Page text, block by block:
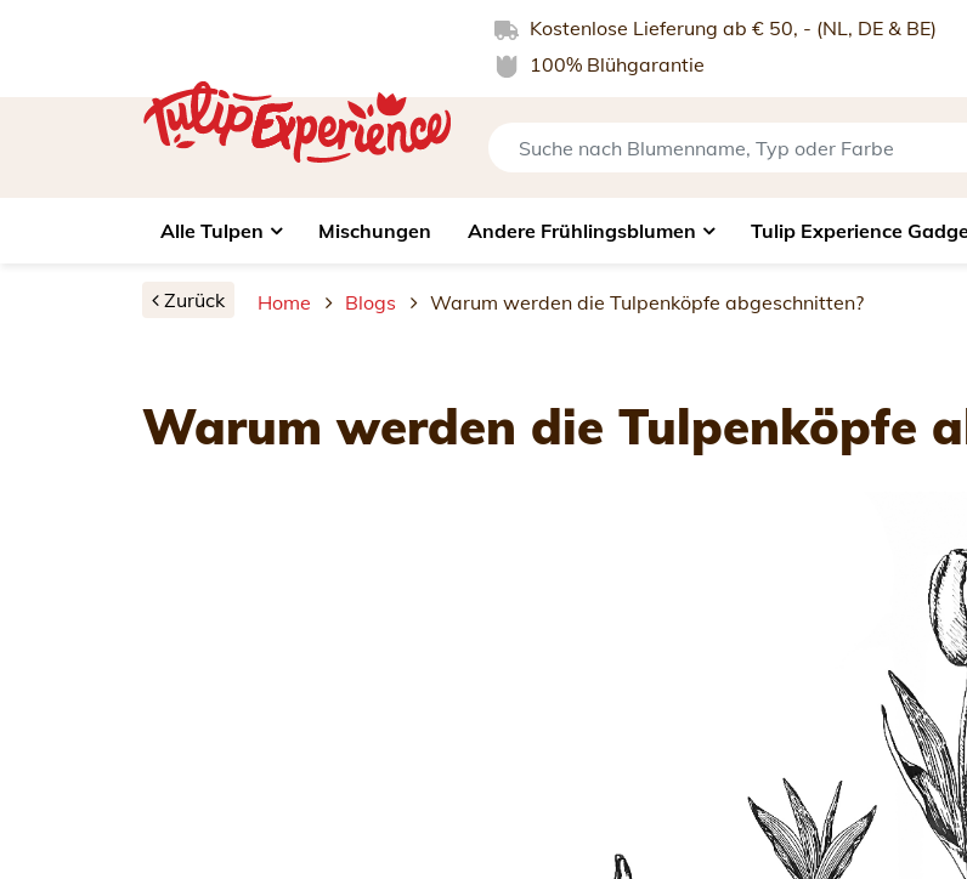
Kostenlose Lieferung ab € 50, - (NL, DE & BE)
100% Blühgarantie
Alle Tulpen Mischungen Andere Frühlingsblumen Tulip Experience
Zurück Home Blogs Warum werden die Tulpenköpfe abgeschnitten?
Warum werden die Tulpenköpfe